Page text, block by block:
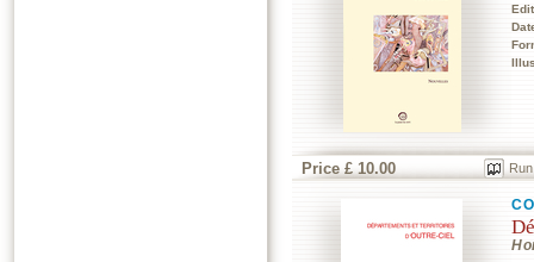
Price £ 10.00